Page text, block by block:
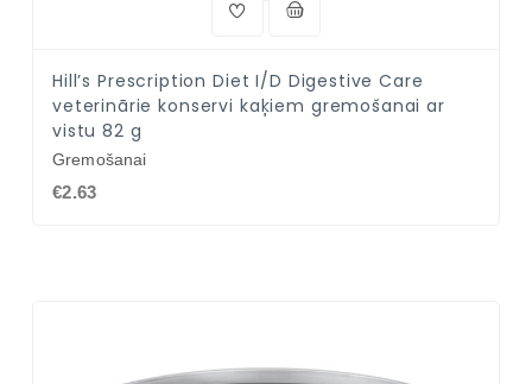
Hill’s Prescription Diet I/D Digestive Care
veterinārie konservi kaķiem gremošanai ar
vistu 82 g
Gremošanai
€2.63